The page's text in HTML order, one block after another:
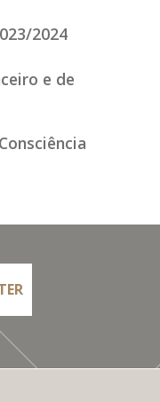
2024
e de